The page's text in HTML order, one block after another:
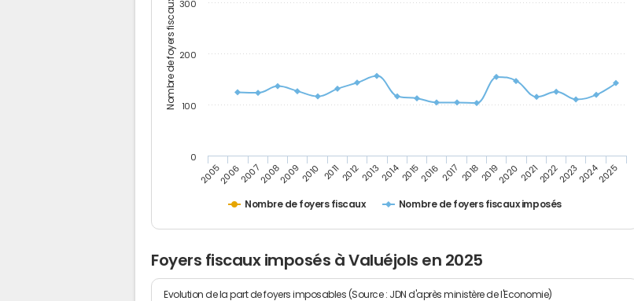
Nombre de foyers fiscaux
Nombre de foyers fiscaux Nombre de foyers fiscaux imposés
200520062007200820092010 201120122013201420152016 2017 20182019202020212022202320242025
0
100
200
300
Foyers fiscaux imposés à Valuéjols en 2025
Evolution de la part de foyers imposables (Source : JDN d'après ministère de l'Economie)